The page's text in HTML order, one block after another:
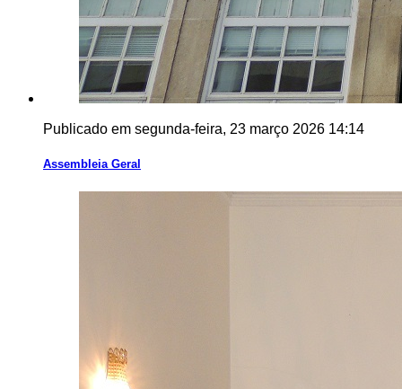
Publicado em segunda-feira, 23 março 2026 14:14
Assembleia Geral